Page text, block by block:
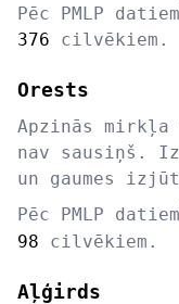
Pēc PMLP datiem
376 cilvēkiem.
Orests
Apzinās
nav sausiņš.
un gaumes
Pēc PMLP datiem
98 cilvēkiem.
Aļģirds